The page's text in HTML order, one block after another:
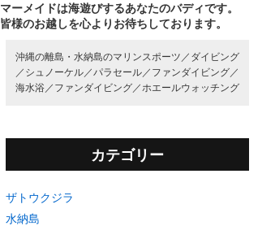
マーメイドは海遊びするあなたのバディです。
皆様のお越しを心よりお待ちしております。
沖縄の離島・水納島のマリンスポーツ／ ダイビング
／ シュノーケル／ パラセール／ ファンダイビング／
海水浴／ ファンダイビング／ ホエールウォッチング
カテゴリー
ザトウクジラ
水納島